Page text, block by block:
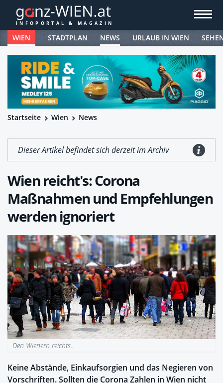
WIEN STADTPLAN NEWS URLAUB IN WIEN
Startseite Wien News
Dieser Artikel befindet sich derzeit im Archiv
Wien reicht's: Corona
Maßnahmen und Empfehlungen
werden ignoriert
Den Wienern reichts..
Keine Abstände, Einkaufsorgien und das Negieren von
Vorschriften. Sollten die Corona Zahlen in Wien nicht